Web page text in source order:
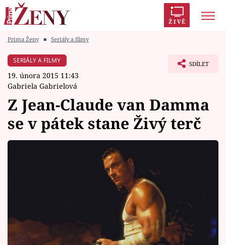
ŽIVĚ
Módní alarm
Témata
Horoskopy
Prima Ženy ■ Seriály a filmy
SERIÁLY A FILMY
19. února 2015 11:43
Gabriela Gabrielová
SDÍLET
Z Jean-Claude van Damma
se v pátek stane Živý terč